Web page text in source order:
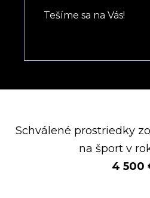
Tešíme sa na Vás!
Schválené prostriedky
na šport v
4 500